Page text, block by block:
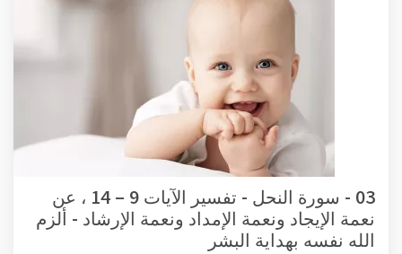
03 - سورة النحل - تفسير الآيات 9 – 14 ، عن
نعمة الإيجاد ونعمة الإمداد ونعمة الإرشاد - ألزم
الله نفسه بهداية البشر